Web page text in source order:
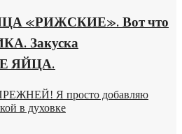
«РИЖСКИЕ». Вот что
Закуска
ЯЙЦА.
Я просто добавляю
в духовке